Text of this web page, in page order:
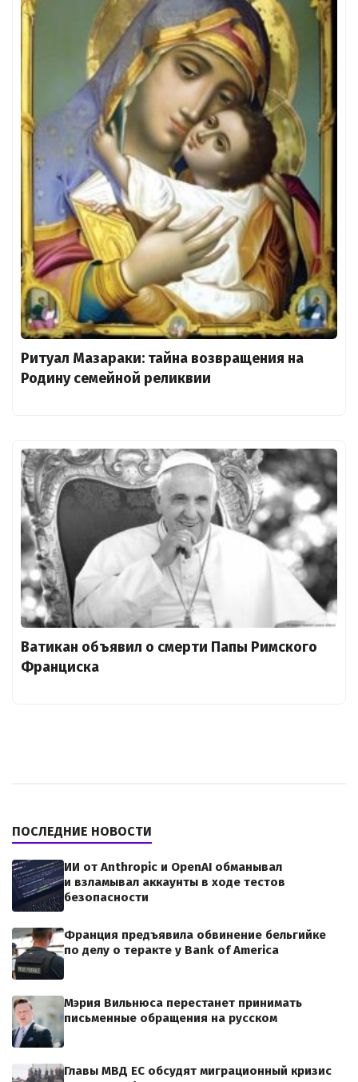
Ритуал Мазараки: тайна возвращения на
Родину семейной реликвии
Ватикан объявил о смерти Папы Римского
Франциска
ПОСЛЕДНИЕ НОВОСТИ
ИИ от Anthropic и OpenAI обманывал
и взламывал аккаунты в ходе тестов
безопасности
Франция предъявила обвинение бельгийке
по делу о теракте у Bank of America
Мэрия Вильнюса перестанет принимать
письменные обращения на русском
Главы МВД ЕС обсудят миграционный кризис